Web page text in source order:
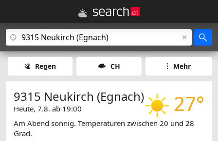
Regen CH Mehr
27°
9315 Neukirch (Egnach)
Heute, 7.8. ab 19:00
Am Abend sonnig. Temperaturen zwischen 20 und 28
Grad.